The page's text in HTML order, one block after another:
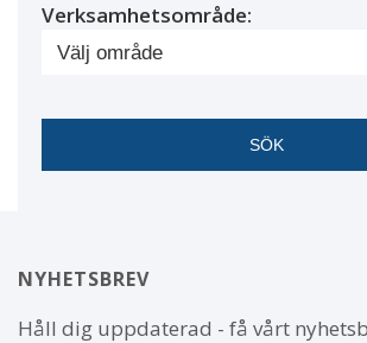
Verksamhetsområde:
NYHETSBREV
Håll dig uppdaterad - få vårt